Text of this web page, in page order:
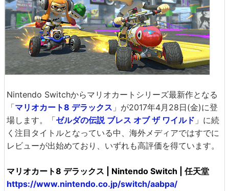
Nintendo Switchからマリオカートシリーズ最新作となる
「マリオカート8 デラックス 」が2017年4月28日(金)に登
場します。「ゼルダの伝説 ブレス オブ ザ ワイルド 」に続
く注目タイトルとなっている中、海外メディアではすでに
レビューが出始めており、いずれも高評価を得ています。
マリオカート8 デラックス | Nintendo Switch | 任天堂
https://www.nintendo.co.jp/switch/aabpa/